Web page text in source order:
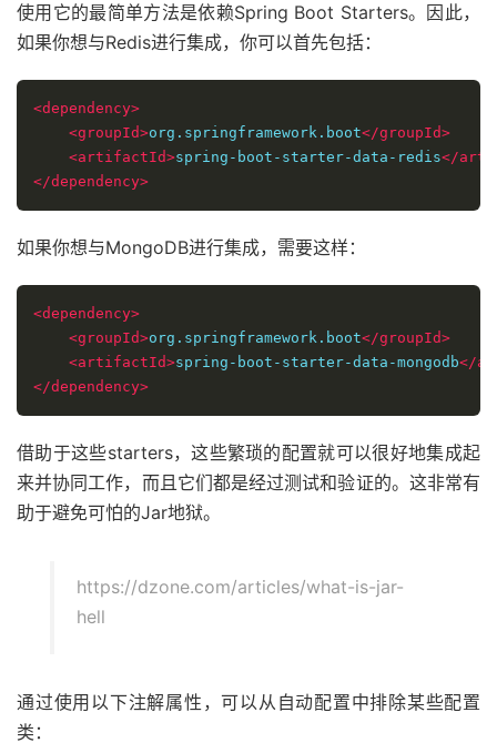
使用它的最简单方法是依赖Spring Boot Starters。因此，
如果你想与Redis进行集成，你可以首先包括：
<dependency>
<groupId>org.springframework.boot</groupId>
<artifactId>spring-boot-starter-data-redis</
</dependency>
如果你想与MongoDB进行集成，需要这样：
<dependency>
<groupId>org.springframework.boot</groupId>
<artifactId>spring-boot-starter-data-mongodb</
</dependency>
借助于这些starters，这些繁琐的配置就可以很好地集成起
来并协同工作，而且它们都是经过测试和验证的。这非常有
助于避免可怕的Jar地狱。
https://dzone.com/articles/what-is-jar-
hell
通过使用以下注解属性，可以从自动配置中排除某些配置
类：